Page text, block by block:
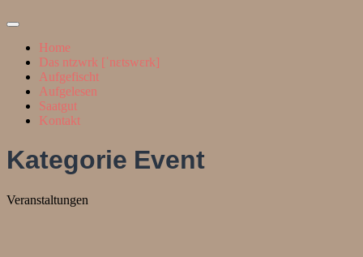
Suchfeld
ein-/ausblenden
Home
Das ntzwrk [ˈnɛtswɛrk]
Aufgefischt
Aufgelesen
Saatgut
Kontakt
Kategorie Event
Veranstaltungen